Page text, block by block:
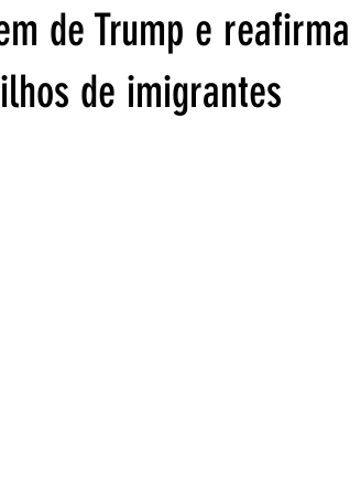
de Trump e reafirma
de imigrantes